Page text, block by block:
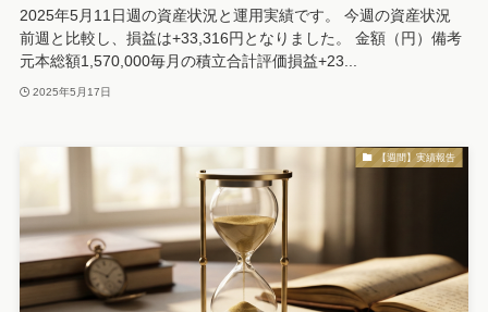
2025年5月11日週の資産状況と運用実績です。 今週の資産状況
前週と比較し、損益は+33,316円となりました。 金額（円）備考
元本総額1,570,000毎月の積立合計評価損益+23...
2025年5月17日
【週間】実績報告